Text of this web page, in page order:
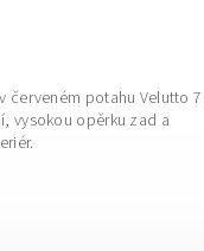
červeném potahu Velutto
vysokou opěrku zad a